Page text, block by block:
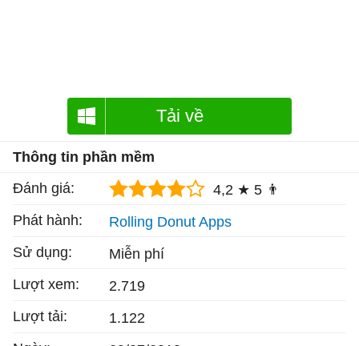
Tải về
Thông tin phần mềm
Đánh giá:
4,2 ★ 5 👨
Phát hành:
Rolling Donut Apps
Sử dụng:
Miễn phí
Lượt xem:
2.719
Lượt tải:
1.122